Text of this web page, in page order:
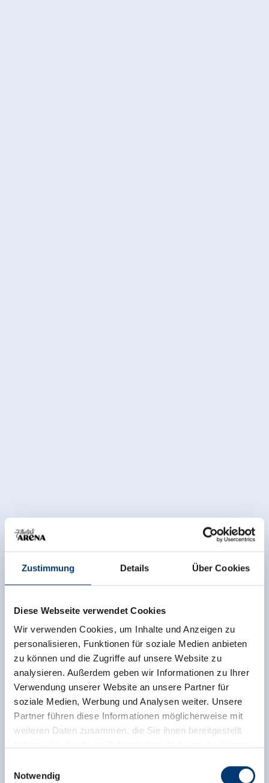
Zustimmung Details Über Cookies
Diese Webseite verwendet Cookies
Wir verwenden Cookies, um Inhalte und Anzeigen zu
personalisieren, Funktionen für soziale Medien anbieten
zu können und die Zugriffe auf unsere Website zu
analysieren. Außerdem geben wir Informationen zu Ihrer
Verwendung unserer Website an unsere Partner für
soziale Medien, Werbung und Analysen weiter. Unsere
Partner führen diese Informationen möglicherweise mit
weiteren Daten zusammen, die Sie ihnen bereitgestellt
Notwendig